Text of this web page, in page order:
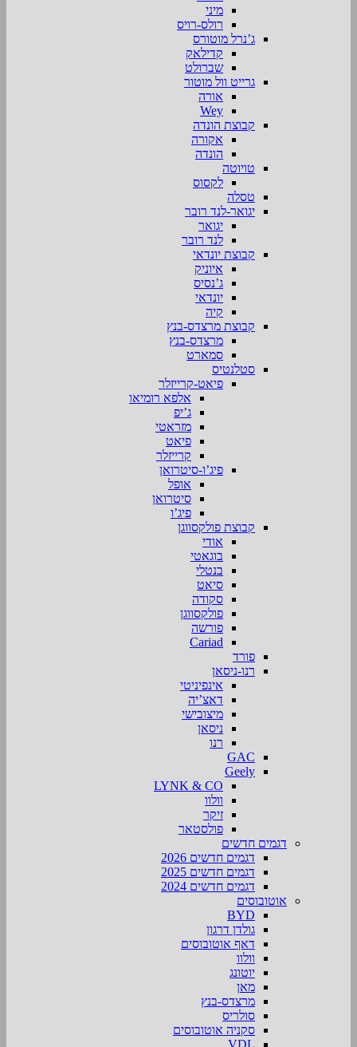
מיני
רולס-רויס
ג’נרל מוטורס
קדילאק
שברולט
גרייט וול מוטור
אורה
Wey
קבוצת הונדה
אקורה
הונדה
טויוטה
לקסוס
טסלה
יגואר-לנד רובר
יגואר
לנד רובר
קבוצת יונדאי
איוניק
ג’נסיס
יונדאי
קיה
קבוצת מרצדס-בנץ
מרצדס-בנץ
סמארט
סטלנטיס
פיאט-קרייזלר
אלפא רומיאו
ג’יפ
מזראטי
פיאט
קרייזלר
פיג’ו-סיטרואן
אופל
סיטרואן
פיג’ו
קבוצת פולקסווגן
אודי
בוגאטי
בנטלי
סיאט
סקודה
פולקסווגן
פורשה
Cariad
פורד
רנו-ניסאן
אינפיניטי
דאצ’יה
מיצובישי
ניסאן
רנו
GAC
Geely
LYNK & CO
וולוו
זיקר
פולסטאר
דגמים חדשים
דגמים חדשים 2026
דגמים חדשים 2025
דגמים חדשים 2024
אוטובוסים
BYD
גולדן דרגון
דאף אוטובוסים
וולוו
יוטונג
מאן
מרצדס-בנץ
סולריס
סקניה אוטובוסים
VDL